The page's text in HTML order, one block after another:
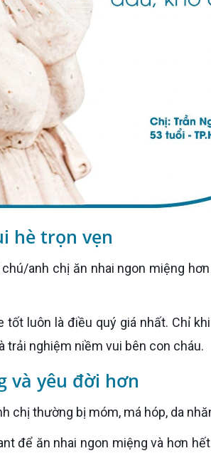
hè trọn vẹn
nghiệm niềm vui bên con cháu.
và yêu đời hơn
chị thường bị móm, má hóp, da